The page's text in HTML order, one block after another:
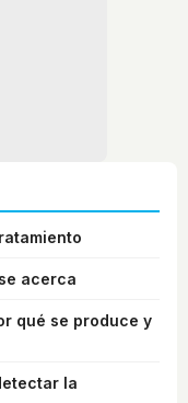
acerca
qué se produce y
la